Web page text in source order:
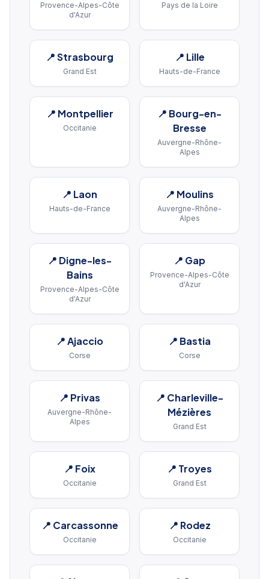
Provence-Alpes-Côte
d'Azur
Pays de la Loire
📍Strasbourg
Grand Est
📍 Lille
Hauts-de-France
📍 Montpellier
Occitanie
📍 Bourg-en-
Bresse
Auvergne-Rhône-
Alpes
📍 Laon
Hauts-de-France
📍 Moulins
Auvergne-Rhône-
Alpes
📍 Digne-les-
Bains
Provence-Alpes-Côte
d'Azur
📍 Gap
Provence-Alpes-Côte
d'Azur
📍Ajaccio
Corse
📍 Bastia
Corse
📍 Privas
Auvergne-Rhône-
Alpes
📍 Charleville-
Mézières
Grand Est
📍 Foix
Occitanie
📍 Troyes
Grand Est
📍 Carcassonne
Occitanie
📍 Rodez
Occitanie